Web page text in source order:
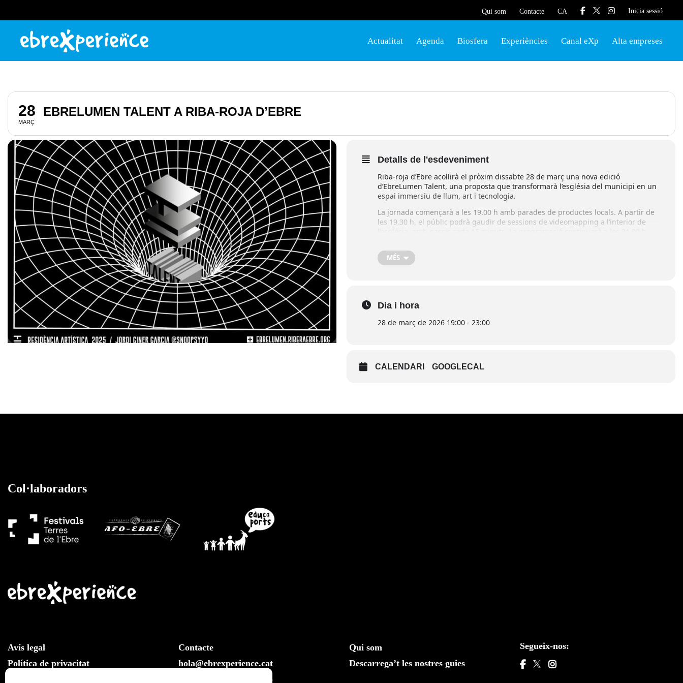
Qui som Contacte CA Inicia sessió
Actualitat Agenda Biosfera Experiències Canal eXp Alta empreses
28
MARÇ
EBRELUMEN TALENT A RIBA-ROJA D’EBRE
Detalls de l'esdeveniment
Riba-roja d’Ebre acollirà el pròxim dissabte 28 de març una nova edició
d’EbreLumen Talent, una proposta que transformarà l’església del municipi en un
espai immersiu de llum, art i tecnologia.
La jornada començarà a les 19.00 h amb parades de productes locals. A partir de
les 19.30 h, el públic podrà gaudir de sessions de videomapping a l’interior de
L’esdeveniment combina patrimoni, creativitat i innovació, amb el segell de la
residència artística 2025, oferint una experiència única al cor del poble.
MÉS
Dia i hora
28 de març de 2026 19:00 - 23:00
CALENDARI GOOGLECAL
Col·laboradors
Avís legal
Política de privacitat
Contacte
hola@ebrexperience.cat
610 20 33 25
Qui som
Descarrega’t les nostres guies
Segueix-nos: